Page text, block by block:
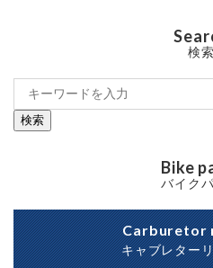
検索
検索
Bike
バイク
Carburetor
キャブレター